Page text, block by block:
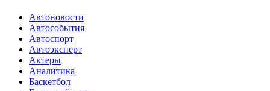
Автоновости
Автособытия
Автоспорт
Автоэксперт
Актеры
Аналитика
Баскетбол